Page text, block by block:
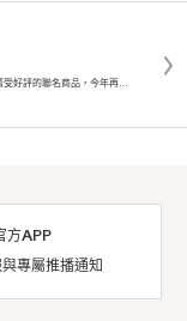
好評的聯名商品，今年再…
方APP
專屬推播通知